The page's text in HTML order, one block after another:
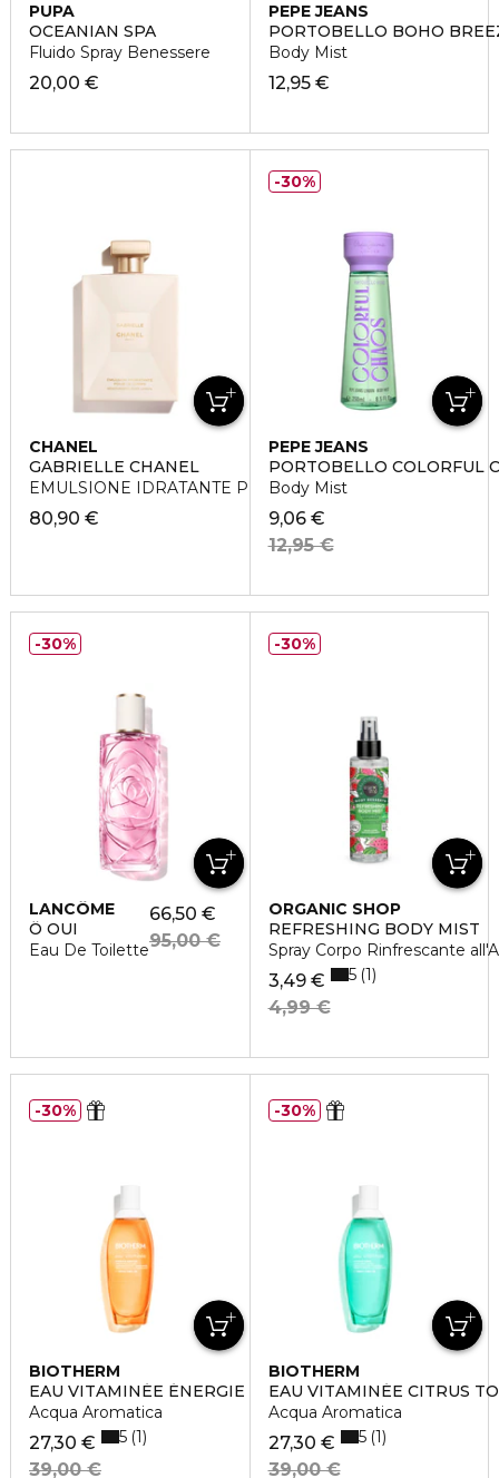
PUPA
OCEANIAN SPA
Fluido Spray Benessere
20,00 €
PEPE JEANS
PORTOBELLO BOHO
Body Mist
12,95 €
CHANEL
GABRIELLE CHANEL
EMULSIONE IDRATANTE PER IL CORPO
80,90 €
PEPE JEANS
PORTOBELLO COLORFUL
Body Mist
9,06 €
12,95 €
30%
LANCÔME
Ô OUI
Eau De Toilette
66,50 €
95,00 €
30%
ORGANIC SHOP
REFRESHING BODY MIST
Spray Corpo Rinfrescante
3,49 €
4,99 €
5 1
30%
BIOTHERM
EAU VITAMINÉE ÉNERGIE ABRICOT
Acqua Aromatica
27,30 €
39,00 €
5 1
30%
BIOTHERM
EAU VITAMINÉE CITRUS
Acqua Aromatica
27,30 €
39,00 €
5 1
30%